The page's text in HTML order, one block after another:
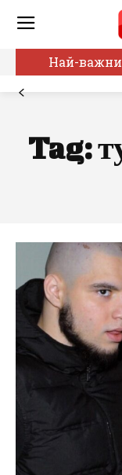
Най-
Tag: